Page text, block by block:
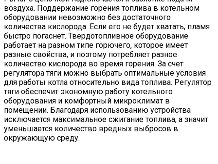
воздуха. Поддержание горения топлива в котельном
оборудовании невозможно без достаточного
количества кислорода. Если его не будет хватать, пламя
быстро погаснет. Твердотопливное оборудование
работает на разном типе горючего, которое имеет
разные свойства, и поэтому потребляет разное
количество кислорода во время горения. За счет
регулятора тяги можно выбрать оптимальные условия
для работы котла относительно вида топлива. Регулятор
тяги обеспечит экономную работу котельного
оборудования и комфортный микроклимат в
помещении. Благодаря использованию устройства
исключается максимальное сжигание топлива, а значит
уменьшается количество вредных выбросов в
окружающую среду.